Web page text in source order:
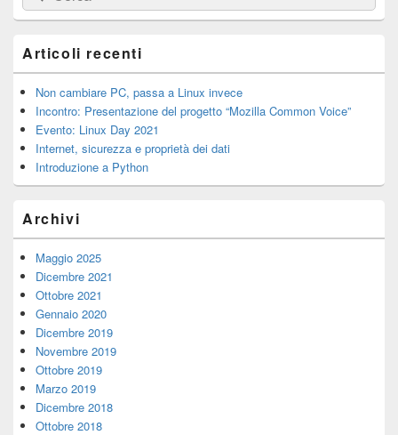
barra
laterale
Articoli recenti
Non cambiare PC, passa a Linux invece
Incontro: Presentazione del progetto “Mozilla Common Voice”
Evento: Linux Day 2021
Internet, sicurezza e proprietà dei dati
Introduzione a Python
Archivi
Maggio 2025
Dicembre 2021
Ottobre 2021
Gennaio 2020
Dicembre 2019
Novembre 2019
Ottobre 2019
Marzo 2019
Dicembre 2018
Ottobre 2018